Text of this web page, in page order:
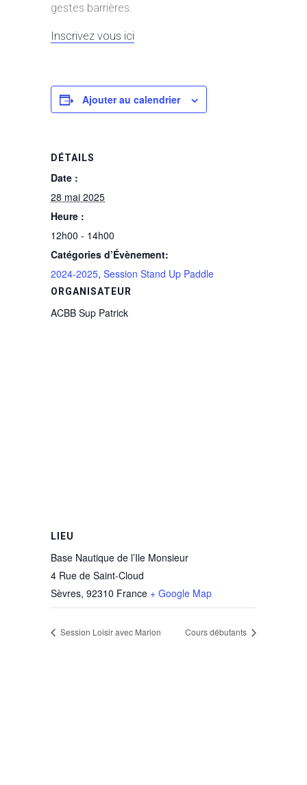
gestes barrières.
Inscrivez vous ici
Ajouter au calendrier
DÉTAILS
Date :
28 mai 2025
Heure :
12h00 - 14h00
Catégories d’Évènement:
2024-2025, Session Stand Up Paddle
ORGANISATEUR
ACBB Sup Patrick
LIEU
Base Nautique de l’Ile Monsieur
4 Rue de Saint-Cloud
Sèvres, 92310 France + Google Map
Session Loisir avec Marion Cours débutants